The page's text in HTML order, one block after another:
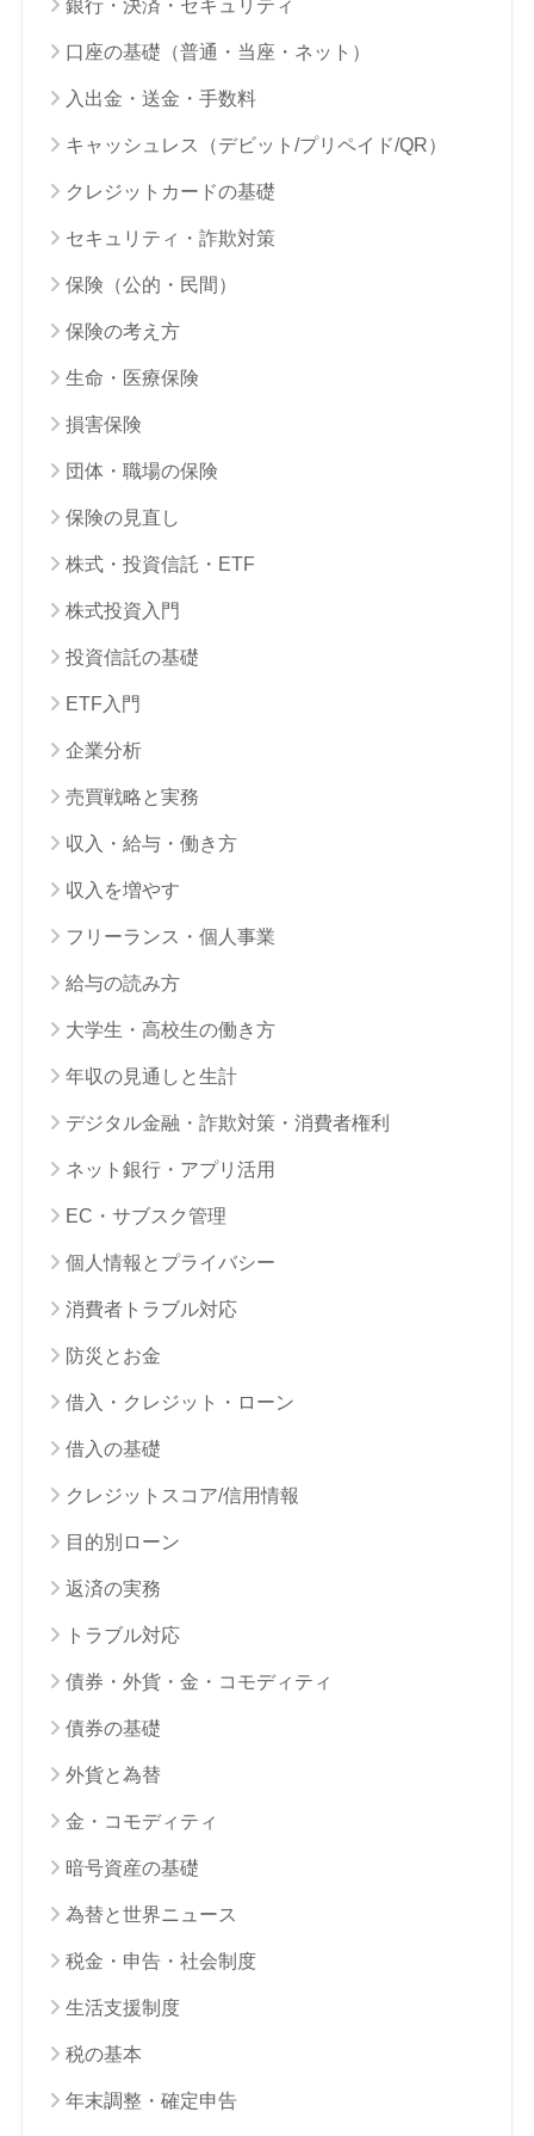
銀行・決済・セキュリティ
口座の基礎（普通・当座・ネット）
入出金・送金・手数料
キャッシュレス（デビット/プリペイド/QR）
クレジットカードの基礎
セキュリティ・詐欺対策
保険（公的・民間）
保険の考え方
生命・医療保険
損害保険
団体・職場の保険
保険の見直し
株式・投資信託・ETF
株式投資入門
投資信託の基礎
ETF入門
企業分析
売買戦略と実務
収入・給与・働き方
収入を増やす
フリーランス・個人事業
給与の読み方
大学生・高校生の働き方
年収の見通しと生計
デジタル金融・詐欺対策・消費者権利
ネット銀行・アプリ活用
EC・サブスク管理
個人情報とプライバシー
消費者トラブル対応
防災とお金
借入・クレジット・ローン
借入の基礎
クレジットスコア/信用情報
目的別ローン
返済の実務
トラブル対応
債券・外貨・金・コモディティ
債券の基礎
外貨と為替
金・コモディティ
暗号資産の基礎
為替と世界ニュース
税金・申告・社会制度
生活支援制度
税の基本
年末調整・確定申告